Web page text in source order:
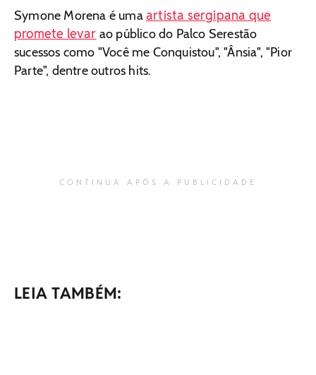
Symone Morena é umaartista sergipana que
promete levar ao público do Palco Serestão
sucessos como "Você me Conquistou", "Ânsia", "Pior
Parte", dentre outros hits.
CONTINUA APÓS A PUBLICIDADE
LEIA TAMBÉM: